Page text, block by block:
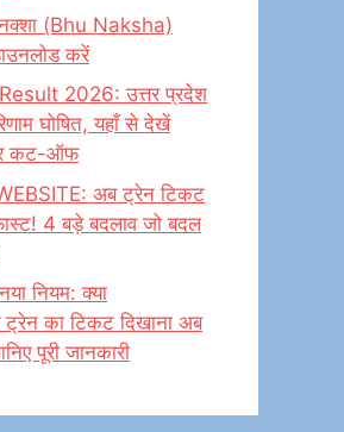
(Bhu Naksha)
करें
2026: उत्तर प्रदेश
घोषित, यहाँ से देखें
कट-ऑफ
अब ट्रेन टिकट
4 बड़े बदलाव जो बदल
नियम: क्या
का टिकट दिखाना अब
पूरी जानकारी